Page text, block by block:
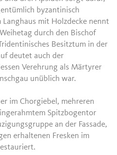
byzantinisch
mit Holzdecke nennt
durch den Bischof
Besitztum in der
deutet auch der
Verehrung als Märtyrer
unüblich war.
im Chorgiebel, mehreren
Spitzbogentor
an der Fassade,
erhaltenen Fresken im